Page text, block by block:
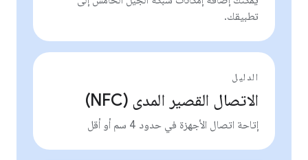
تطبيقك.
الدليل
الاتصال القصير المدى (NFC)
إتاحة اتصال الأجهزة في حدود 4 سم أو أقل